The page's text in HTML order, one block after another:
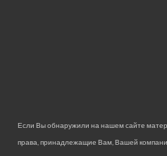
Если Вы обнаружили на нашем сайте
права, принадлежащие Вам, Вашей